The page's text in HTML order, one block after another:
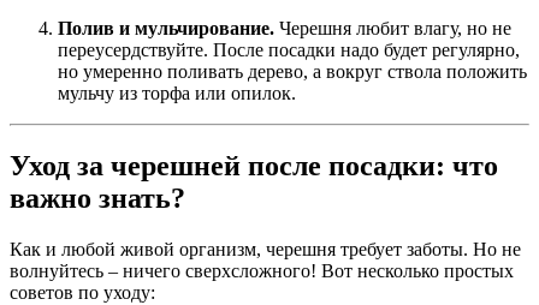
Полив и мульчирование. Черешня любит влагу, но не
переусердствуйте. После посадки надо будет регулярно,
но умеренно поливать дерево, а вокруг ствола положить
мульчу из торфа или опилок.
Уход за черешней после посадки: что
важно знать?
Как и любой живой организм, черешня требует заботы. Но не
волнуйтесь – ничего сверхсложного! Вот несколько простых
советов по уходу: